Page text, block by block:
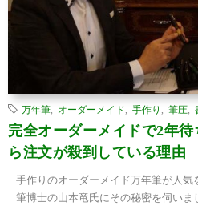
万年筆 オーダーメイド 手作り 筆圧
完全オーダーメイドで2年
ら注文が殺到している理由
手作りのオーダーメイド万年筆が人
筆博士の山本竜氏にその秘密を伺いま